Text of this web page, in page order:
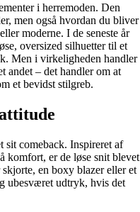
i herremoden. Den
men også hvordan du bliver
moderne. I de seneste år
oversized silhuetter til et
Men i virkeligheden handler
andet – det handler om at
et bevidst stilgreb.
sit comeback. Inspireret af
komfort, er de løse snit blevet
en boxy blazer eller et
ubesværet udtryk, hvis det